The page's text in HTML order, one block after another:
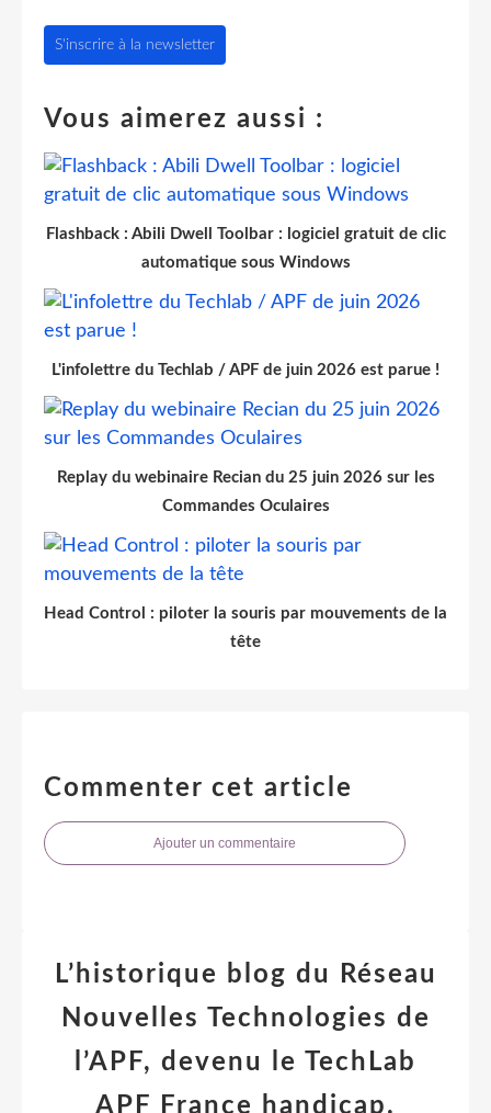
S'inscrire à la newsletter
Vous aimerez aussi :
Flashback : Abili Dwell Toolbar : logiciel gratuit de clic
automatique sous Windows
L'infolettre du Techlab / APF de juin 2026 est parue !
Replay du webinaire Recian du 25 juin 2026 sur les
Commandes Oculaires
Head Control : piloter la souris par mouvements de la
tête
Commenter cet article
Ajouter un commentaire
L’historique blog du Réseau
Nouvelles Technologies de
l’APF, devenu le TechLab
APF France handicap.